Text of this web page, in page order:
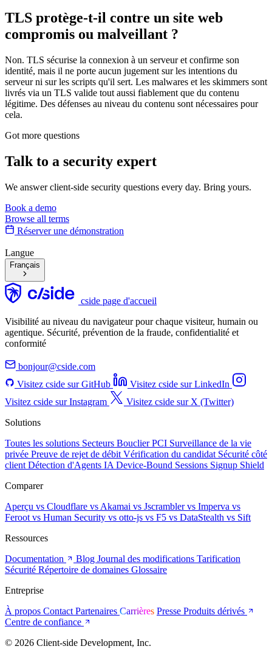
TLS protège-t-il contre un site web
compromis ou malveillant ?
Non. TLS sécurise la connexion à un serveur et confirme son
identité, mais il ne porte aucun jugement sur les intentions du
serveur ni sur les scripts qu'il sert. Les malwares et les skimmers sont
livrés via un TLS valide tout aussi fiablement que du contenu
légitime. Des défenses au niveau du contenu sont nécessaires pour
cela.
Got more questions
Talk to a security expert
We answer client-side security questions every day. Bring yours.
Book a demo
Browse all terms
Réserver une démonstration
Langue
Français
cside page d'accueil
Visibilité au niveau du navigateur pour chaque visiteur, humain ou
agentique. Sécurité, prévention de la fraude, confidentialité et
conformité
bonjour@cside.com
Visitez cside sur GitHub
Visitez cside sur LinkedIn
Visitez cside sur Instagram
Visitez cside sur X (Twitter)
Solutions
Toutes les solutions Secteurs Bouclier PCI Surveillance de la vie
privée Preuve de rejet de débit Vérification du candidat Sécurité côté
client Détection d'Agents IA Device-Bound Sessions Signup Shield
Comparer
Aperçu vs Cloudflare vs Akamai vs Jscramblervs Imperva vs
Feroot vs Human Security vs otto-js vs F5 vs DataStealth vs Sift
Ressources
Documentation
Blog Journal des modifications Tarification
Sécurité Répertoire de domaines Glossaire
Entreprise
À propos Contact Partenaires Carrières Presse Produits dérivés
Centre de confiance
© 2026 Client-side Development, Inc.